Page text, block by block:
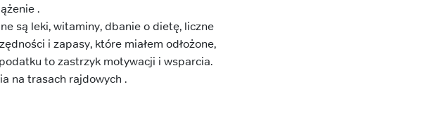
.
są leki, witaminy, dbanie o dietę, liczne
i zapasy, które miałem odłożone,
to zastrzyk motywacji i wsparcia.
na trasach rajdowych .